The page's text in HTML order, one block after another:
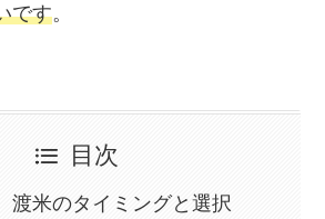
です。
目次
米のタイミングと選択